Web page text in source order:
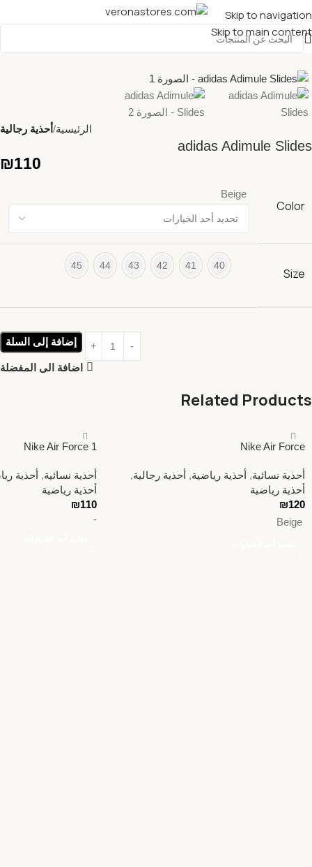
Skip to navigation
Skip to main content
الرئيسية أحذية رجالية
adidas Adimule Slides
₪110
Color
Beige
Size
40
41
42
43
44
45
إضافة إلى السلة
اضافة الى المفضلة
Related Products
Nike Air Force
أحذية نسائية, أحذية رياضية, أحذية رجالية,
أحذية رياضية
₪120
Beige
Nike Air Force 1
أحذية نسائية, أحذية
أحذية رياضية
₪110
-